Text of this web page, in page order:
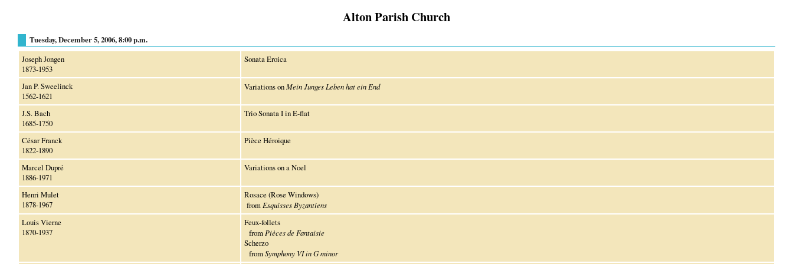
Alton Parish Church
Tuesday, December 5, 2006, 8:00 p.m.
Joseph Jongen
1873-1953
Sonata Eroica
Jan P. Sweelinck
1562-1621
Variations onMein Junges Leben hat ein End
J.S. Bach
1685-1750
Trio Sonata I in E-flat
César Franck
1822-1890
Pièce Héroique
Marcel Dupré
1886-1971
Variations on a Noel
Henri Mulet
1878-1967
Rosace (Rose Windows)
from Esquisses Byzantiens
Louis Vierne
1870-1937
Feux-follets
from Pièces de Fantaisie
Scherzo
fromSymphony VI in G minor